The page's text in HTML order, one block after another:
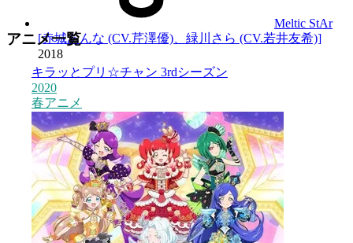
Meltic StAr
[赤城あんな (CV.芹澤優)、緑川さら (CV.若井友希)]
2018
アニメ一覧
キラッとプリ☆チャン 3rdシーズン
2020
春アニメ